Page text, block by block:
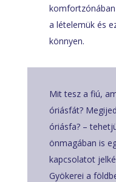
a lételemük és
könnyen.
Mit tesz a fiú,
óriásfát?
óriásfa? –
önmagában is
kapcsolatot
Gyökerei a